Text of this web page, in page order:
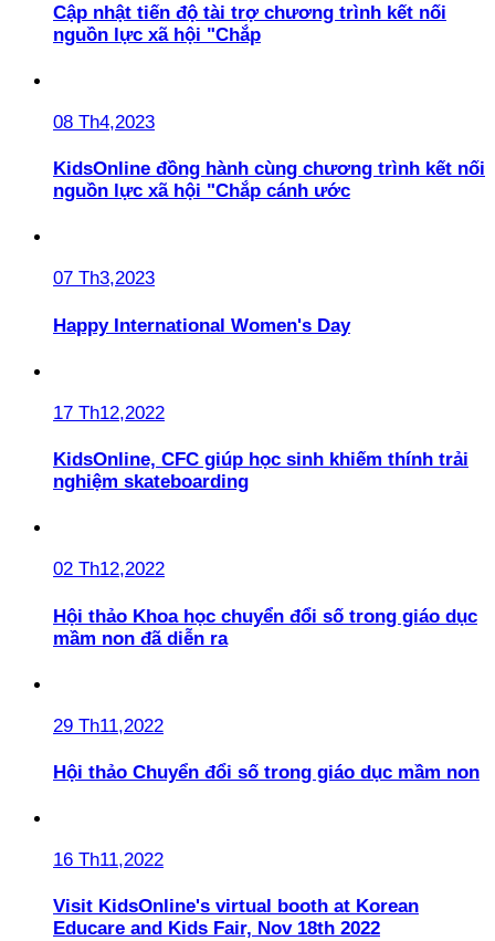
Cập nhật tiến độ tài trợ chương trình kết nối
nguồn lực xã hội "Chắp
08 Th4,2023
KidsOnline đồng hành cùng chương trình kết nối
nguồn lực xã hội "Chắp cánh ước
07 Th3,2023
Happy International Women's Day
17 Th12,2022
KidsOnline, CFC giúp học sinh khiếm thính trải
nghiệm skateboarding
02 Th12,2022
Hội thảo Khoa học chuyển đổi số trong giáo dục
mầm non đã diễn ra
29 Th11,2022
Hội thảo Chuyển đổi số trong giáo dục mầm non
16 Th11,2022
Visit KidsOnline's virtual booth at Korean
Educare and Kids Fair, Nov 18th 2022